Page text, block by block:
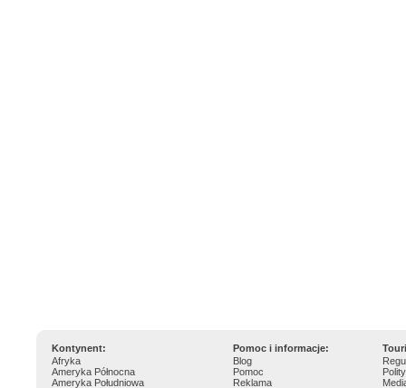
Kontynent: Pomoc i informacje:
Afryka
Ameryka Północna
Ameryka Południowa
Blog
Pomoc
Reklama